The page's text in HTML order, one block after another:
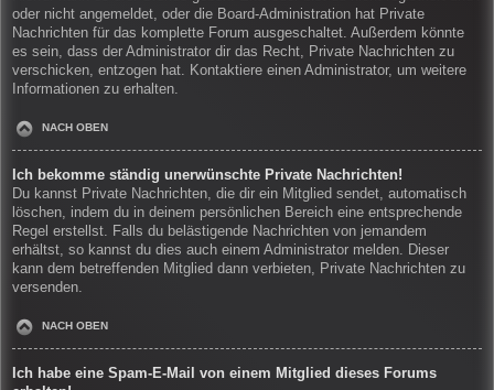
oder nicht angemeldet, oder die Board-Administration hat Private
Nachrichten für das komplette Forum ausgeschaltet. Außerdem könnte
es sein, dass der Administrator dir das Recht, Private Nachrichten zu
verschicken, entzogen hat. Kontaktiere einen Administrator, um weitere
Informationen zu erhalten.
NACH OBEN
Ich bekomme ständig unerwünschte Private Nachrichten!
Du kannst Private Nachrichten, die dir ein Mitglied sendet, automatisch
löschen, indem du in deinem persönlichen Bereich eine entsprechende
Regel erstellst. Falls du belästigende Nachrichten von jemandem
erhältst, so kannst du dies auch einem Administrator melden. Dieser
kann dem betreffenden Mitglied dann verbieten, Private Nachrichten zu
versenden.
NACH OBEN
Ich habe eine Spam-E-Mail von einem Mitglied dieses Forums